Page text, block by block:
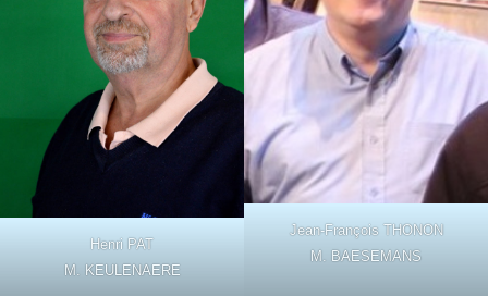
Henri PAT
M. KEULENAERE
Jean-François THONON
M. BAESEMANS